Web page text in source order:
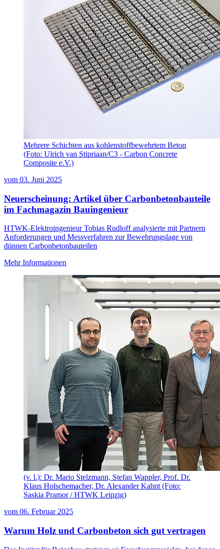
Mehrere Schichten aus kohlenstoffbewehrtem Beton
(Foto: Ulrich van Stipriaan/C3 - Carbon Concrete
Composite e.V.)
vom 03. Juni 2025
Neuerscheinung: Artikel über Carbonbetonbauteile
im Fachmagazin Bauingenieur
HTWK-Elektroingenieur Tobias Rudloff analysierte mit Partnern
Anforderungen und Messverfahren zur Bewehrungslage von
dünnen Carbonbetonbauteilen
Mehr Informationen
(v. l.): Dr. Mario Stelzmann, Stefan Wappler, Prof. Dr.
Klaus Holschemacher, Dr. Alexander Kahnt (Foto:
Saskia Pramor / HTWK Leipzig)
vom 06. Februar 2025
Warum Holz und Carbonbeton sich gut vertragen